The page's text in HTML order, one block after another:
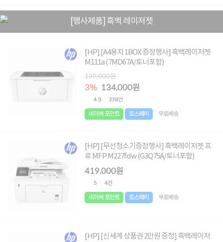
[행사제품] 흑백 레이저젯
[HP] [A4용지 1BOX 증정행사] 흑백레이저젯
M111a (7MD67A/토너포함)
139,000원
3% 134,000원
4.9 338건
네이버 포인트 토스페이 무료배송
[HP] [무선청소기증정행사] 흑백레이저젯 프
로 MFP M227fdw (G3Q75A/토너포함)
419,000원
5 4건
네이버 포인트 토스페이 무료배송
[HP] [신세계 상품권 2만원 증정] 흑백레이저